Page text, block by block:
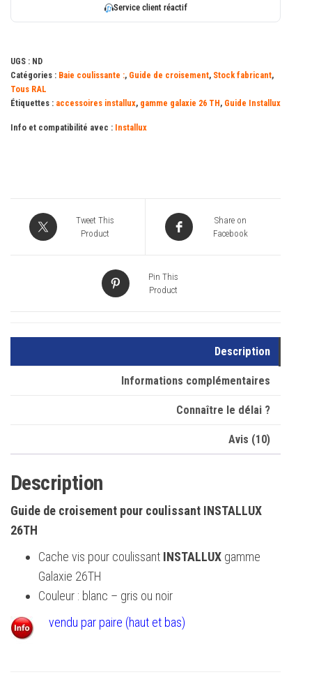
26TH
Service client réactif
UGS : ND
Catégories : Baie coulissante :, Guide de croisement, Stock fabricant,
Tous RAL
Étiquettes : accessoires installux, gamme galaxie 26 TH, Guide Installux
Info et compatibilité avec : Installux
Tweet This
Product
Share on
Facebook
Pin This
Product
Description
Informations complémentaires
Connaître le délai ?
Avis (10)
Description
Guide de croisement pour coulissant INSTALLUX
26TH
Cache vis pour coulissant INSTALLUX gamme
Galaxie 26TH
Couleur : blanc – gris ou noir
vendu par paire (haut et bas)